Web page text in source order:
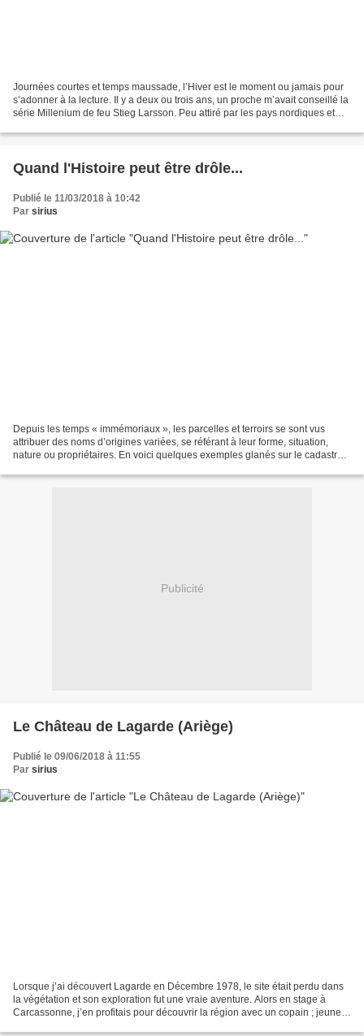
Journées courtes et temps maussade, l’Hiver est le moment ou jamais pour
s’adonner à la lecture. Il y a deux ou trois ans, un proche m’avait conseillé la
série Millenium de feu Stieg Larsson. Peu attiré par les pays nordiques et
Quand l'Histoire peut être drôle...
Publié le 11/03/2018 à 10:42
Par sirius
Depuis les temps « immémoriaux », les parcelles et terroirs se sont vus
attribuer des noms d’origines variées, se référant à leur forme, situation,
nature ou propriétaires. En voici quelques exemples glanés sur le cadastre
Publicité
Le Château de Lagarde (Ariège)
Publié le 09/06/2018 à 11:55
Par sirius
Lorsque j’ai découvert Lagarde en Décembre 1978, le site était perdu dans
la végétation et son exploration fut une vraie aventure. Alors en stage à
Carcassonne, j’en profitais pour découvrir la région avec un copain ; jeunes